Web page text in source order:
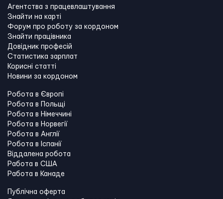
Агентства з працевлаштування
Знайти на карті
Форум про роботу за кордоном
Знайти працівника
Довідник професій
Статистика зарплат
Корисні статті
Новини за кордоном
Робота в Європі
Робота в Польщі
Робота в Німеччині
Робота в Норвегії
Робота в Англії
Робота в Іспанії
Віддалена робота
Работа в США
Работа в Канадe
Публічна оферта